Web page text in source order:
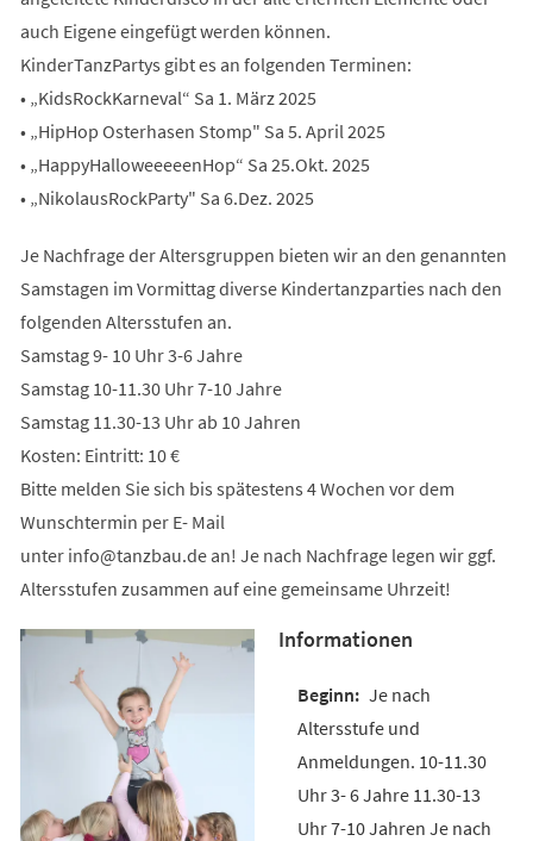
auch Eigene eingefügt werden können.
KinderTanzPartys gibt es an folgenden Terminen:
• „KidsRockKarneval“ Sa 1. März 2025
• „HipHop Osterhasen Stomp" Sa 5. April 2025
• „HappyHalloweeeeenHop“ Sa 25.Okt. 2025
• „NikolausRockParty" Sa 6.Dez. 2025
Je Nachfrage der Altersgruppen bieten wir an den genannten
Samstagen im Vormittag diverse Kindertanzparties nach den
folgenden Altersstufen an.
Samstag 9- 10 Uhr 3-6 Jahre
Samstag 10-11.30 Uhr 7-10 Jahre
Samstag 11.30-13 Uhr ab 10 Jahren
Kosten: Eintritt: 10 €
Bitte melden Sie sich bis spätestens 4 Wochen vor dem
Wunschtermin per E- Mail
unter info tanzbau dean! Je nach Nachfrage legen wir ggf.
Altersstufen zusammen auf eine gemeinsame Uhrzeit!
Informationen
Je nach
Altersstufe und
Anmeldungen. 10-11.30
Uhr 3- 6 Jahre 11.30-13
Uhr 7-10 Jahren Je nach